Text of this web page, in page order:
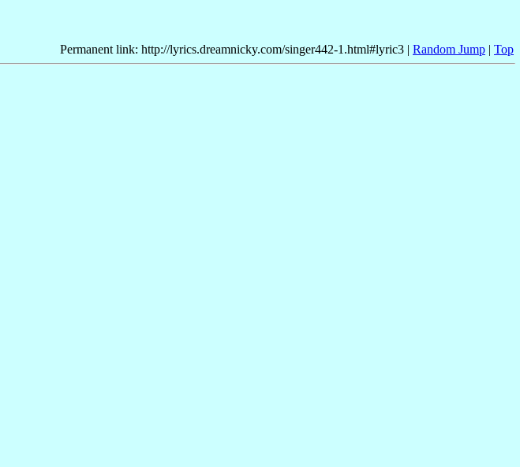
Permanent link: http://lyrics.dreamnicky.com/singer442-1.html#lyric3 | Random Jump | Top